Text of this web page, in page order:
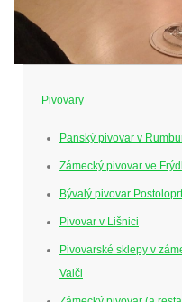
Pivovary
Panský pivovar v
Zámecký pivovar ve
Bývalý pivovar
Pivovar v Lišnici
Pivovarské sklepy v
Valči